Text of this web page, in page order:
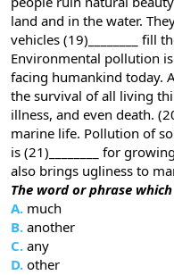
land and in the water.
vehicles (19)________ fill
Environmental pollution
facing humankind today.
the survival of all living
illness, and even death.
marine life. Pollution of
is (21)________ for
also brings ugliness to
The word or phrase
A. much
B. another
C. any
D. other